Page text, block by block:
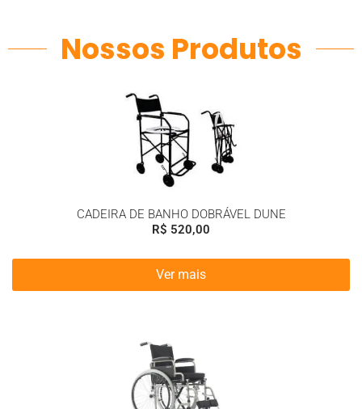
Nossos Produtos
CADEIRA DE BANHO DOBRÁVEL DUNE
R$ 520,00
Ver mais